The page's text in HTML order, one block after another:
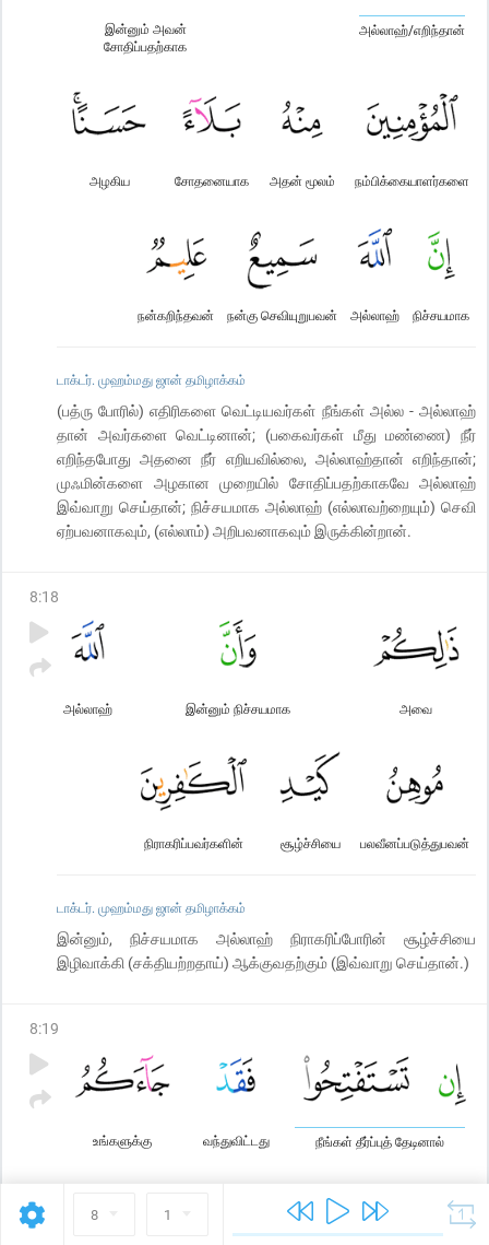
8 1
அல்லாஹ்/எறிந்தான்
இன்னும் அவன்
சோதிப்பதற்காக
நம்பிக்கையாளர்களை
அதன் மூலம்
சோதனையாக
அழகிய
நிச்சயமாக
அல்லாஹ்
நன்கு செவியுறுபவன்
நன்கறிந்தவன்
டாக்டர். முஹம்மது ஜான் தமிழாக்கம்
(பத்ரு போரில்) எதிரிகளை வெட்டியவர்கள் நீங்கள் அல்ல - அல்லாஹ்
தான் அவர்களை வெட்டினான்; (பகைவர்கள் மீது மண்ணை) நீர்
எறிந்தபோது அதனை நீர் எறியவில்லை, அல்லாஹ்தான் எறிந்தான்;
முஃமின்களை அழகான முறையில் சோதிப்பதற்காகவே அல்லாஹ்
இவ்வாறு செய்தான்; நிச்சயமாக அல்லாஹ் (எல்லாவற்றையும்) செவி
ஏற்பவனாகவும், (எல்லாம்) அறிபவனாகவும் இருக்கின்றான்.
8:18
அவை
இன்னும் நிச்சயமாக
அல்லாஹ்
பலவீனப்படுத்துபவன்
சூழ்ச்சியை
நிராகரிப்பவர்களின்
டாக்டர். முஹம்மது ஜான் தமிழாக்கம்
இன்னும், நிச்சயமாக அல்லாஹ் நிராகரிப்போரின் சூழ்ச்சியை
இழிவாக்கி (சக்தியற்றதாய்) ஆக்குவதற்கும் (இவ்வாறு செய்தான்.)
8:19
நீங்கள் தீர்ப்புத் தேடினால்
வந்துவிட்டது
உங்களுக்கு